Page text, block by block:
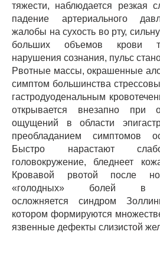
тяжести, наблюдается резкая
падение артериального
жалобы на сухость во рту,
больших объемов крови
нарушения сознания, пульс
Рвотные массы, окрашенные
симптом большинства
гастродуоденальным
открывается внезапно при
ощущений в области
преобладанием симптомов
Быстро нарастают
головокружение, бледнеет
Кровавой рвотой после
«голодных» болей в
осложняется синдром
котором формируются
язвенные дефекты слизистой